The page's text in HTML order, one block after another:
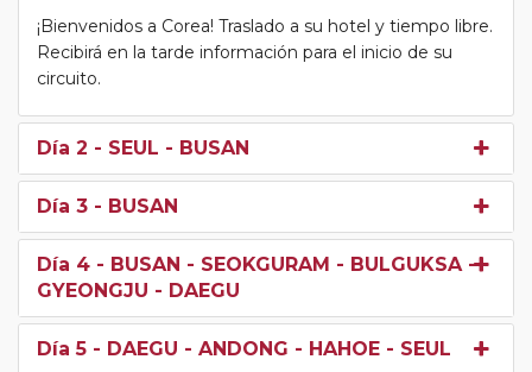
¡Bienvenidos a Corea! Traslado a su hotel y tiempo libre.
Recibirá en la tarde información para el inicio de su
circuito.
Día 2 - SEUL - BUSAN
Día 3 - BUSAN
Día 4 - BUSAN - SEOKGURAM - BULGUKSA -
GYEONGJU - DAEGU
Día 5 - DAEGU - ANDONG - HAHOE - SEUL